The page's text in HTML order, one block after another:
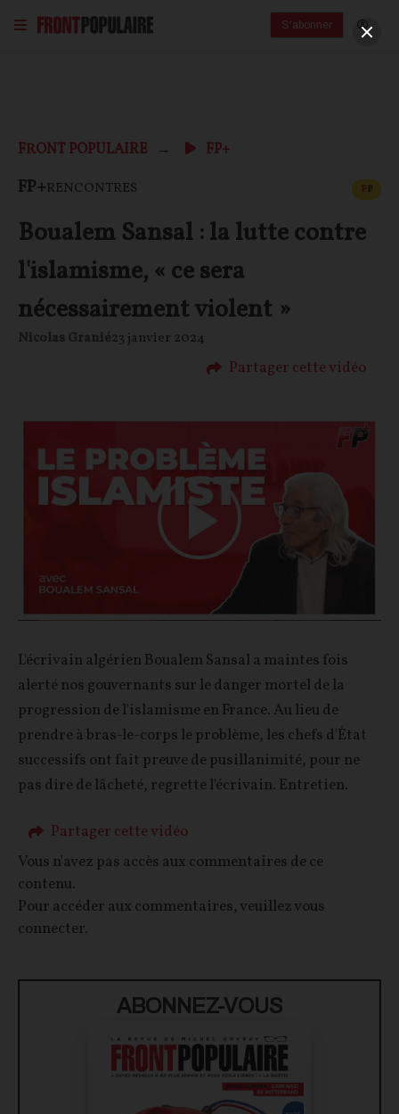
S'abonner
FRONT POPULAIRE FP+
FP+RENCONTRES FP
Boualem Sansal : la lutte contre
l'islamisme, « ce sera
nécessairement violent »
Nicolas Granié23 janvier 2024
Partager cette vidéo
Play
Video
L'écrivain algérien Boualem Sansal a maintes fois
alerté nos gouvernants sur le danger mortel de la
progression de l'islamisme en France. Au lieu de
prendre à bras-le-corps le problème, les chefs d'État
successifs ont fait preuve de pusillanimité, pour ne
pas dire de lâcheté, regrette l'écrivain. Entretien.
Partager cette vidéo
Vous n'avez pas accès aux commentaires de ce
contenu.
Pour accéder aux commentaires, veuillez vous
connecter.
ABONNEZ-VOUS